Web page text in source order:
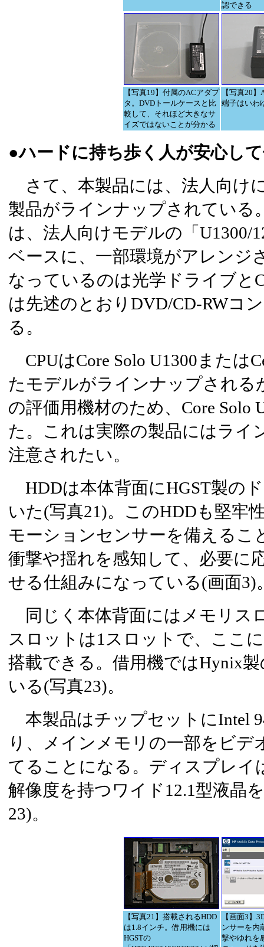
認できる
【写真19】付属のACアダプ
タ。DVDトールケースと比
較して、それほど大きなサ
イズではないことが分かる
【写真20
端子はいわ
●ハードに持ち歩く人が安心し
さて、本製品には、法人向け
製品がラインナップされている
は、法人向けモデルの「U1300/
ベースに、一部環境がアレンジ
なっているのは光学ドライブと
は先述のとおりDVD/CD-RWコ
る。
CPUはCore Solo U1300または
たモデルがラインナップされる
の評価用機材のため、Core Solo
た。これは実際の製品にはライ
注意されたい。
HDDは本体背面にHGST製の
いた(写真21)。このHDDも堅牢
モーションセンサーを備えるこ
衝撃や揺れを感知して、必要に
せる仕組みになっている(画面3)
同じく本体背面にはメモリス
スロットは1スロットで、ここ
搭載できる。借用機ではHynix
いる(写真23)。
本製品はチップセットにIntel
り、メインメモリの一部をビデ
てることになる。ディスプレイ
解像度を持つワイド12.1型液晶
23)。
【写真21】搭載されるHDD
は1.8インチ。借用機には
HGSTの
【画面3】
ンサーを内
撃やゆれを